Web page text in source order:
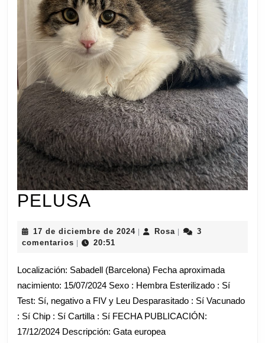
PELUSA
17 de diciembre de 202417
2024
Rosa Rosa 3
comentarios
20:51
Localización: Sabadell (Barcelona) Fecha aproximada
nacimiento: 15/07/2024 Sexo : Hembra Esterilizado : Sí
Test: Sí, negativo a FIV y Leu Desparasitado : Sí Vacunado
: Sí Chip : Sí Cartilla : Sí FECHA PUBLICACIÓN:
17/12/2024 Descripción: Gata europea